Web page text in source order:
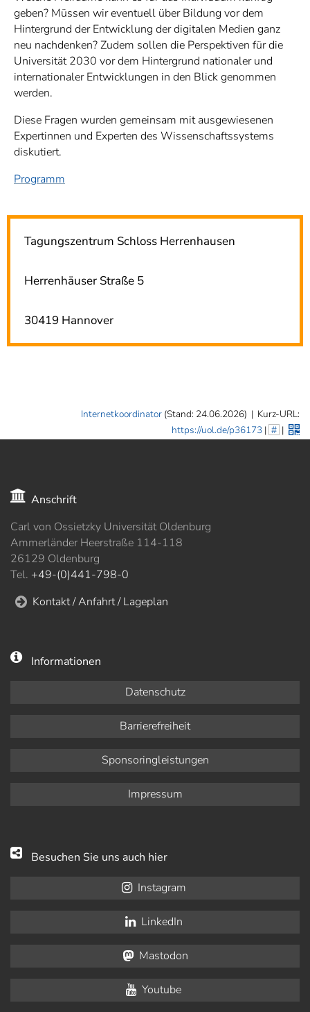
geben? Müssen wir eventuell über Bildung vor dem
Hintergrund der Entwicklung der digitalen Medien ganz
neu nachdenken? Zudem sollen die Perspektiven für die
Universität 2030 vor dem Hintergrund nationaler und
internationaler Entwicklungen in den Blick genommen
werden.
Diese Fragen wurden gemeinsam mit ausgewiesenen
Expertinnen und Experten des Wissenschaftssystems
diskutiert.
Programm
Tagungszentrum Schloss Herrenhausen
Herrenhäuser Straße 5
30419 Hannover
Internetkoordinator (Stand: 24.06.2026) | Kurz-URL:
https://uol.de/p36173 | # |
Anschrift
Carl von Ossietzky Universität Oldenburg
Ammerländer Heerstraße 114-118
26129 Oldenburg
Tel. +49-(0)441-798-0
Kontakt / Anfahrt / Lageplan
Informationen
Datenschutz
Barrierefreiheit
Sponsoringleistungen
Impressum
Besuchen Sie uns auch hier
Instagram
LinkedIn
Mastodon
Youtube